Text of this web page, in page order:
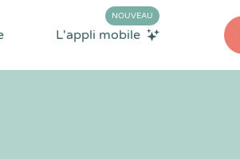
L'appli mobile
NOUVEAU